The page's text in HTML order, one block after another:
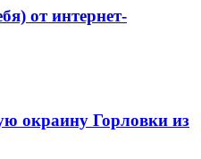
от интернет-
окраину Горловки из